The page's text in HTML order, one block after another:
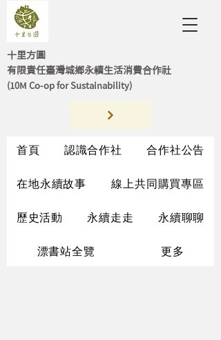
十里方圓
有限責任臺灣城鄉永續生活消費合作社
(10M Co-op for Sustainability)
首頁 認識合作社 合作社公告
在地永續故事 線上共同購買專區
歷史活動 永續走走 永續聊聊
漂書站全覽 更多